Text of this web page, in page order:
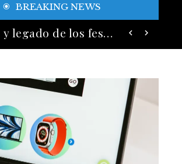
BREAKING NEWS
Historia y legado de los festivales de música más antiguos